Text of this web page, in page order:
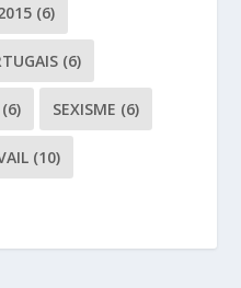
(6)
(6)
(6) SEXISME (6)
(10)